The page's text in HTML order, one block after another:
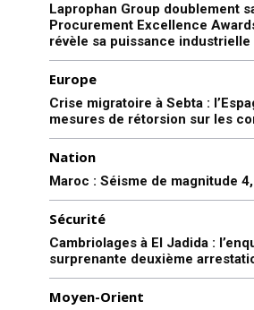
Laprophan Group doublement
Procurement Excellence
révèle sa puissance
Europe
Crise migratoire à Sebta :
mesures de rétorsion sur les
Nation
Maroc : Séisme de magnitude
Sécurité
Cambriolages à El Jadida :
surprenante deuxième
Moyen-Orient